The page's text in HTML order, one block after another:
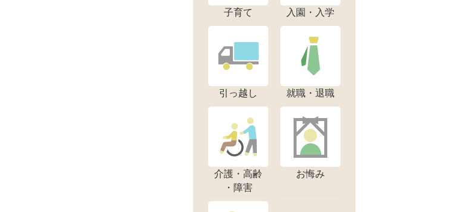
子育て 入園・入学
引っ越し 就職・退職
介護・高齢
・障害
お悔み